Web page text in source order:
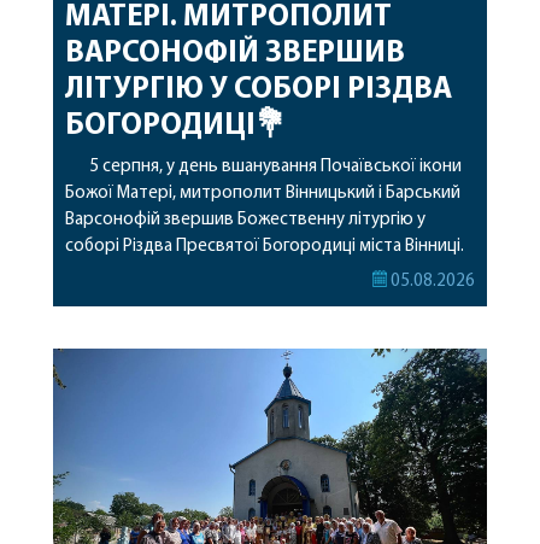
МАТЕРІ. МИТРОПОЛИТ
ВАРСОНОФІЙ ЗВЕРШИВ
ЛІТУРГІЮ У СОБОРІ РІЗДВА
БОГОРОДИЦІ💐
5 серпня, у день вшанування Почаївської ікони
Божої Матері, митрополит Вінницький і Барський
Варсонофій звершив Божественну літургію у
соборі Різдва Пресвятої Богородиці міста Вінниці.
Його Високопреосвященству співслужили
священному сані. Під час богослужіння підносилися
особливі молитви за мир в Україні, за воїнів, які
05.08.2026